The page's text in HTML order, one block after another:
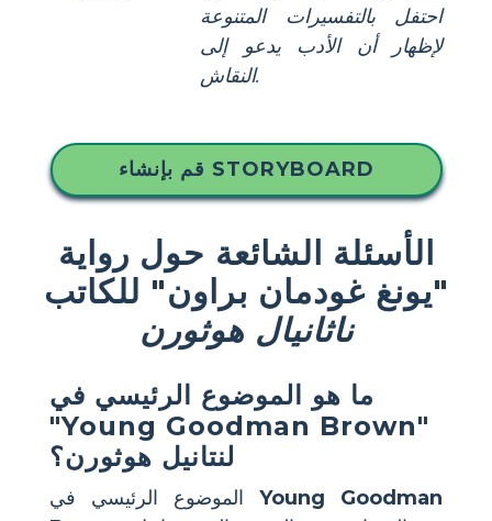
احتفل بالتفسيرات المتنوعة
لإظهار أن الأدب يدعو إلى
النقاش.
قم بإنشاء STORYBOARD
الأسئلة الشائعة حول رواية
"يونغ غودمان براون" للكاتب
ناثانيال هوثورن
ما هو الموضوع الرئيسي في
"Young Goodman Brown"
لنتانيل هوثورن؟
Young Goodman